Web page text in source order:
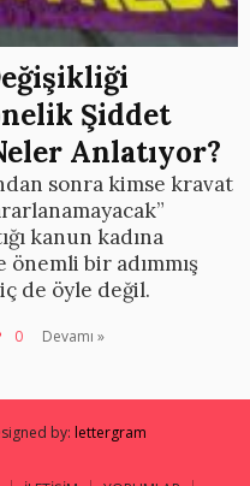
Şiddet
Anlatıyor?
sonra kimse kravat
kanun kadına
bir adımmış
de öyle değil.
0 Devamı »
by: lettergram